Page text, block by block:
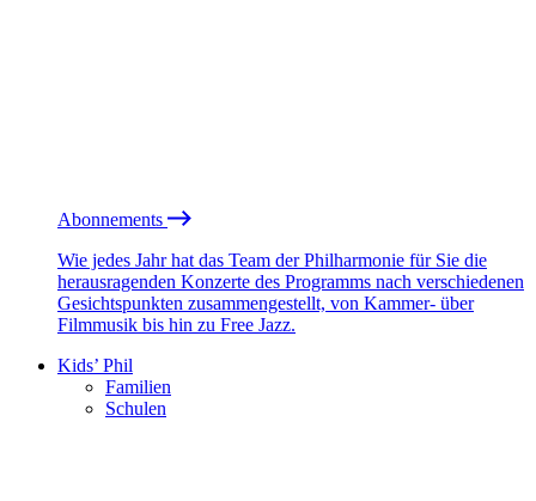
Abonnements
Wie jedes Jahr hat das Team der Philharmonie für Sie die
herausragenden Konzerte des Programms nach verschiedenen
Gesichtspunkten zusammengestellt, von Kammer- über
Filmmusik bis hin zu Free Jazz.
Kids’ Phil
Familien
Schulen